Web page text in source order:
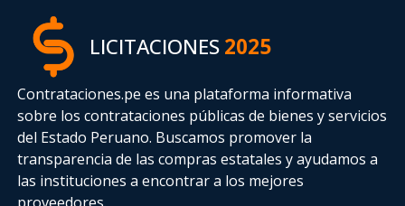
LICITACIONES2025
Contrataciones.pe es una plataforma informativa
sobre los contrataciones públicas de bienes y servicios
del Estado Peruano. Buscamos promover la
transparencia de las compras estatalesy ayudamos a
las instituciones a encontrar a los mejores